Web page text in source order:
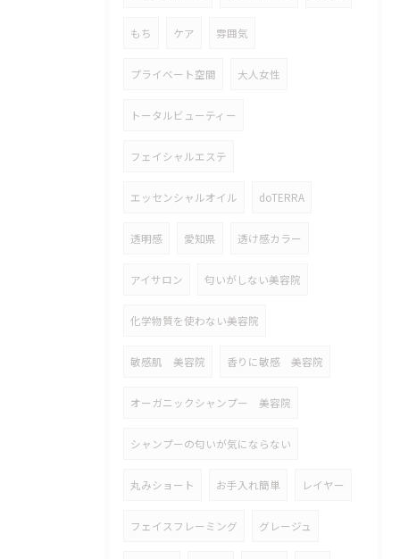
もち ケア 雰囲気
プライベート空間 大人女性
トータルビューティー
フェイシャルエステ
エッセンシャルオイル doTERRA
透明感 愛知県 透け感カラー
アイサロン 匂いがしない美容院
化学物質を使わない美容院
敏感肌 美容院 香りに敏感 美容院
オーガニックシャンプー 美容院
シャンプーの匂いが気にならない
丸みショート お手入れ簡単 レイヤー
フェイスフレーミング グレージュ